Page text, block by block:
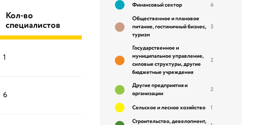
Кол-во
специалистов
1
6
Финансовый сектор
6
Общественное и плановое
питание, гостиничный бизнес,
туризм
3
Государственное и
муниципальное управление,
силовые структуры, другие
бюджетные учреждения
2
Другие предприятия и
организации
2
Сельское и лесное хозяйство
1
Строительство, девелопмент,